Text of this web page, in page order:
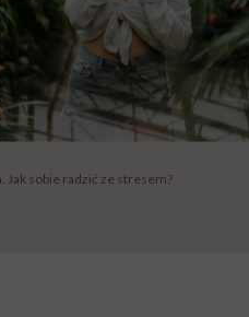
Jak sobie radzić ze stresem?